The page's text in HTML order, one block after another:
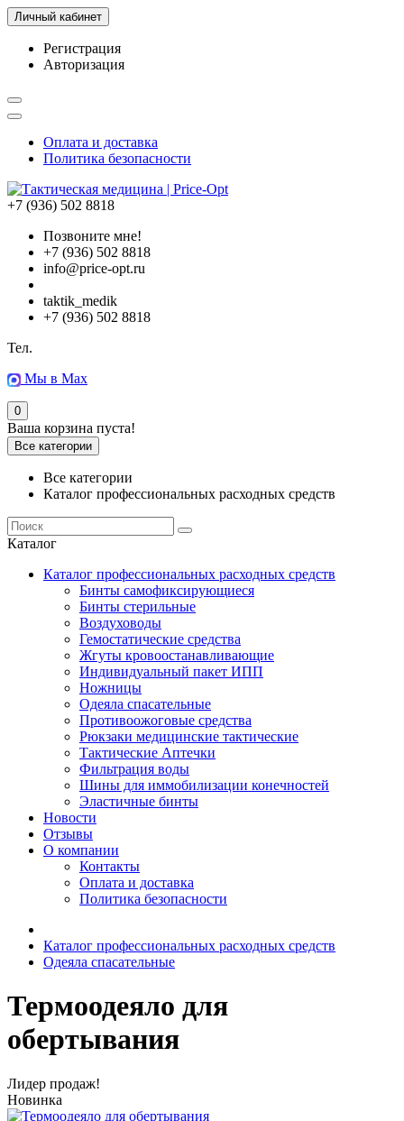
Личный кабинет
Регистрация
Авторизация
Оплата и доставка
Политика безопасности
+7 (936) 502 8818
Позвоните мне!
+7 (936) 502 8818
info@price-opt.ru
taktik_medik
+7 (936) 502 8818
Тел.
Мы в Max
0
Ваша корзина пуста!
Все категории
Все категории
Каталог профессиональных расходных средств
Каталог
Каталог профессиональных расходных средств
Бинты самофиксирующиеся
Бинты стерильные
Воздуховоды
Гемостатические средства
Жгуты кровоостанавливающие
Индивидуальный пакет ИПП
Ножницы
Одеяла спасательные
Противоожоговые средства
Рюкзаки медицинские тактические
Тактические Аптечки
Фильтрация воды
Шины для иммобилизации конечностей
Эластичные бинты
Новости
Отзывы
О компании
Контакты
Оплата и доставка
Политика безопасности
Каталог профессиональных расходных средств
Одеяла спасательные
Термоодеяло для
обертывания
Лидер продаж!
Новинка